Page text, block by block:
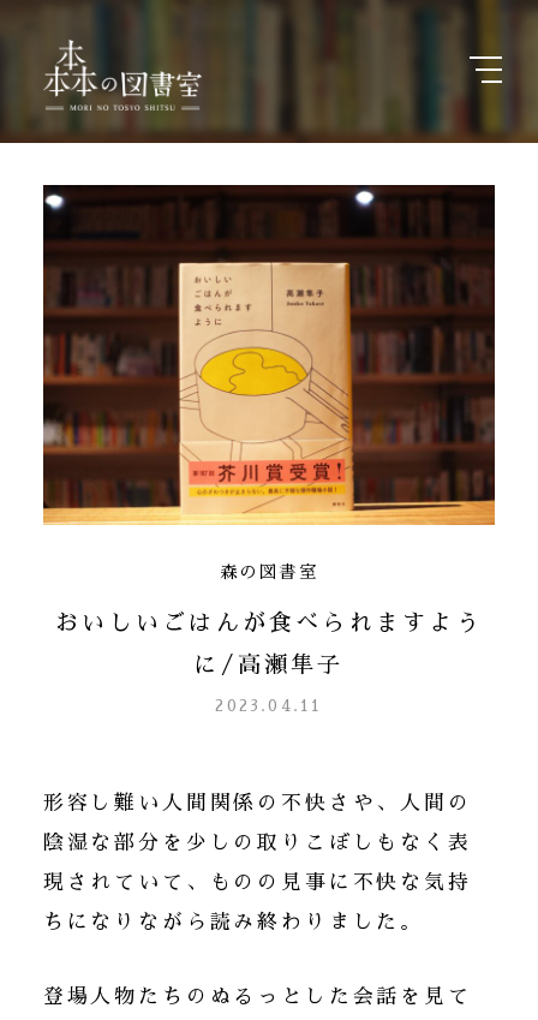
森の図書室
おいしいごはんが食べられますよう
に/高瀬隼子
2023.04.11
形容し難い人間関係の不快さや、人間の
陰湿な部分を少しの取りこぼしもなく表
現されていて、ものの見事に不快な気持
ちになりながら読み終わりました。
登場人物たちのぬるっとした会話を見て